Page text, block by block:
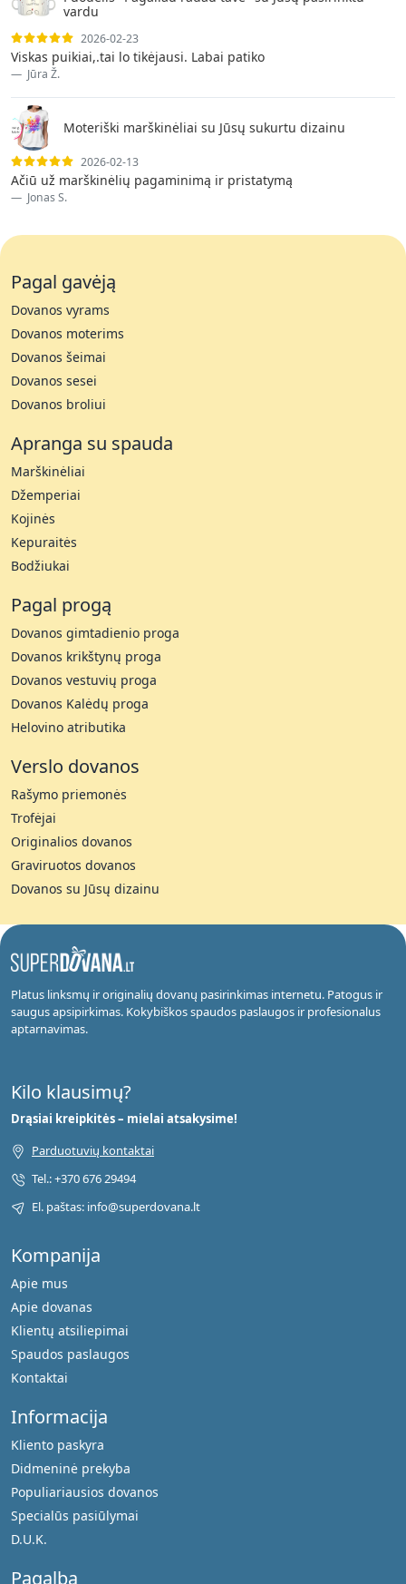
vardu
2026-02-23
Viskas puikiai,.tai lo tikėjausi. Labai patiko
Jūra Ž.
Moteriški marškinėliai su Jūsų sukurtu dizainu
2026-02-13
Ačiū už marškinėlių pagaminimą ir pristatymą
Jonas S.
Pagal gavėją
Dovanos vyrams
Dovanos moterims
Dovanos šeimai
Dovanos sesei
Dovanos broliui
Apranga su spauda
Marškinėliai
Džemperiai
Kojinės
Kepuraitės
Bodžiukai
Pagal progą
Dovanos gimtadienio proga
Dovanos krikštynų proga
Dovanos vestuvių proga
Dovanos Kalėdų proga
Helovino atributika
Verslo dovanos
Rašymo priemonės
Trofėjai
Originalios dovanos
Graviruotos dovanos
Dovanos su Jūsų dizainu
Platus linksmų ir originalių dovanų pasirinkimas internetu. Patogus ir
saugus apsipirkimas. Kokybiškos spaudos paslaugos ir profesionalus
aptarnavimas.
Kompanija
Apie mus
Apie dovanas
Klientų atsiliepimai
Spaudos paslaugos
Kontaktai
Informacija
Kliento paskyra
Didmeninė prekyba
Populiariausios dovanos
Specialūs pasiūlymai
D.U.K.
Pagalba
Kilo klausimų?
Drąsiai kreipkitės – mielai atsakysime!
Parduotuvių kontaktai
Tel.: +370 676 29494
El. paštas: info@superdovana.lt